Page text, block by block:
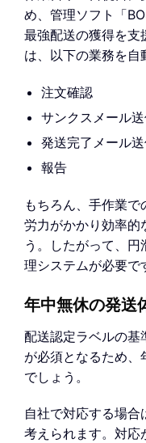
め、管理ソフト「
最強配送の獲得を支
は、以下の業務を自
注文確認
サンクスメール
発送完了メール
報告
もちろん、手作業
労力がかかり効率的
う。したがって、
理システムが必要で
年中無休の発送
配送認定ラベルの基
が必須となるため、
でしょう。
自社で対応する場
考えられます。対応